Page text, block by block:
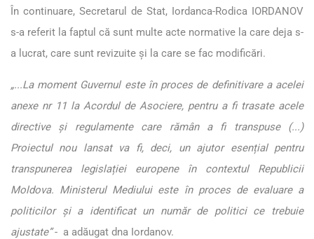
În continuare, Secretarul de Stat, Iordanca-Rodica IORDANOV
s-a referit la faptul că sunt multe acte normative la care deja s-
a lucrat, care sunt revizuite și la care se fac modificări.
„...La moment Guvernul este în proces de definitivare a acelei
anexe nr 11 la Acordul de Asociere, pentru a fi trasate acele
directive și regulamente care rămân a fi transpuse (...)
Proiectul nou lansat va fi, deci, un ajutor esențial pentru
transpunerea legislației europene în contextul Republicii
Moldova. Ministerul Mediului este în proces de evaluare a
politicilor și a identificat un număr de politici ce trebuie
ajustate”- a adăugat dna Iordanov.